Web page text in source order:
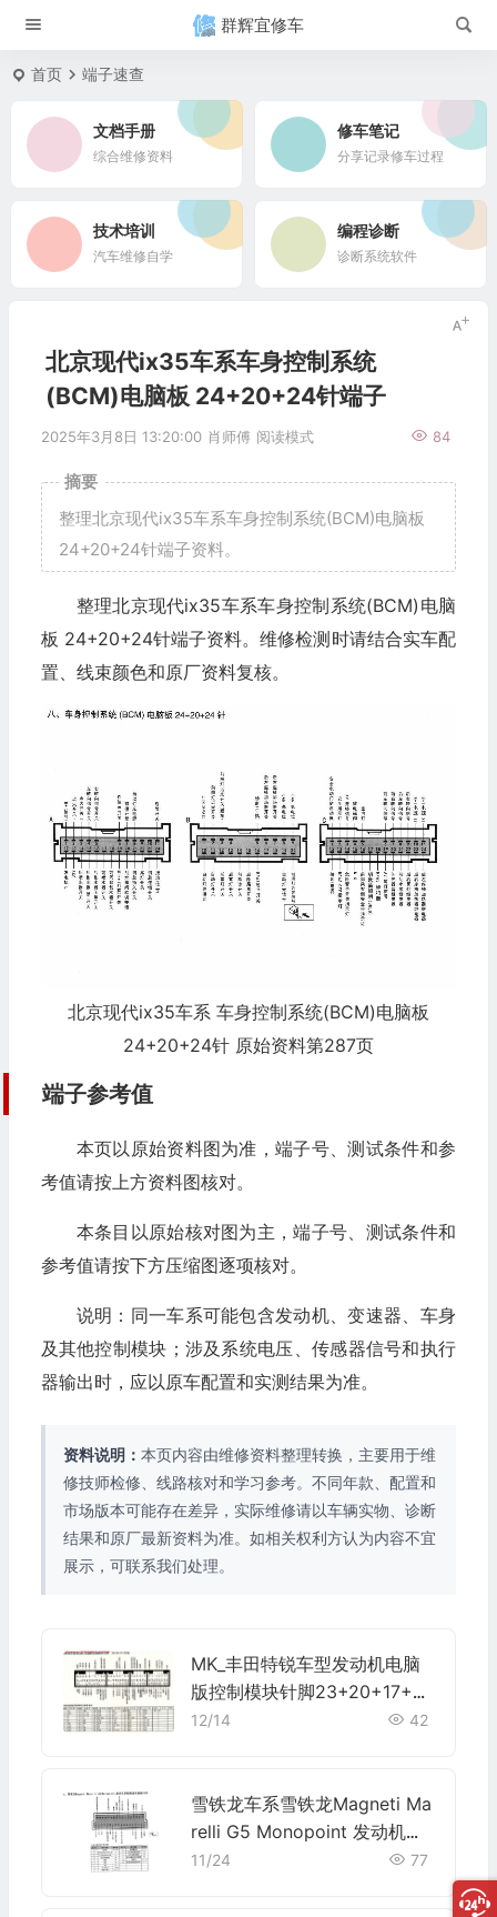
群辉宜修车
首页 端子速查
文档手册
综合维修资料
修车笔记
分享记录修车过程
技术培训
汽车维修自学
编程诊断
诊断系统软件
北京现代ix35车系车身控制系统
(BCM)电脑板 24+20+24针端子
2025年3月8日 13:20:00 肖师傅 84
阅读模式
摘要
整理北京现代ix35车系车身控制系统(BCM)电脑板
24+20+24针端子资料。
整理北京现代ix35车系车身控制系统(BCM)电脑
板 24+20+24针端子资料。维修检测时请结合实车配
置、线束颜色和原厂资料复核。
北京现代ix35车系 车身控制系统(BCM)电脑板
24+20+24针 原始资料第287页
端子参考值
本页以原始资料图为准，端子号、测试条件和参
考值请按上方资料图核对。
本条目以原始核对图为主，端子号、测试条件和
参考值请按下方压缩图逐项核对。
说明：同一车系可能包含发动机、变速器、车身
及其他控制模块；涉及系统电压、传感器信号和执行
器输出时，应以原车配置和实测结果为准。
资料说明： 本页内容由维修资料整理转换，主要用于维
修技师检修、线路核对和学习参考。不同年款、配置和
市场版本可能存在差异，实际维修请以车辆实物、诊断
结果和原厂最新资料为准。如相关权利方认为内容不宜
展示，可联系我们处理。
MK_丰田特锐车型发动机电脑
版控制模块针脚23+20+17+22
针 端子图
12/14 42
雪铁龙车系雪铁龙Magneti Ma
relli G5 Monopoint 发动机控
制系统电脑板35针端子
11/24 77